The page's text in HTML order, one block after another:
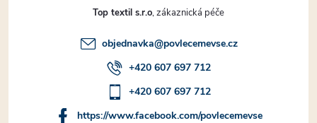
Top textil s.r.o
objednavka@povlecemevse.cz
+420 607 697 712
+420 607 697 712
https://www.facebook.com/povlecemevse